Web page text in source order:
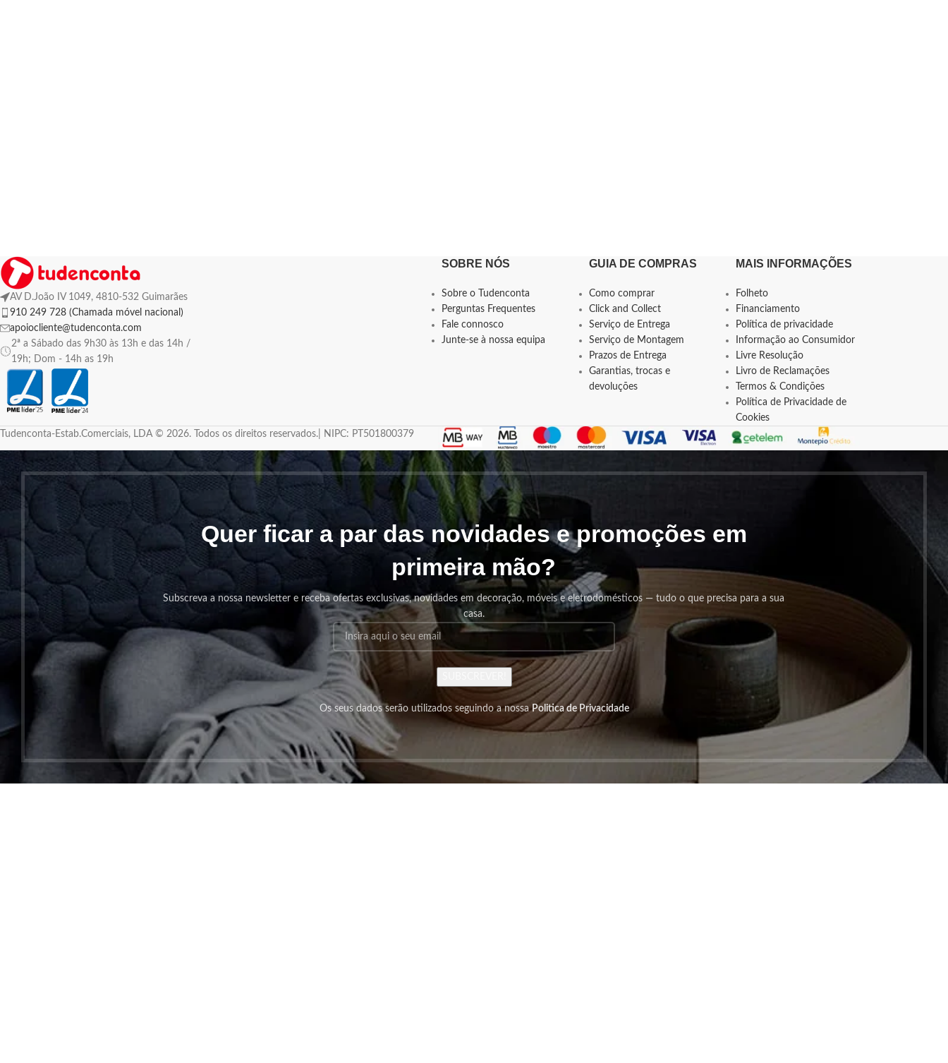
AV D.João IV 1049, 4810-532 Guimarães
910 249 728 (Chamada móvel nacional)
apoiocliente@tudenconta.com
2ª a Sábado das 9h30 às 13h e das 14h /
19h; Dom - 14h as 19h
SOBRE NÓS
Sobre o Tudenconta
Perguntas Frequentes
Fale connosco
Junte-se à nossa equipa
GUIA DE COMPRAS
Como comprar
Click and Collect
Serviço de Entrega
Serviço de Montagem
Prazos de Entrega
Garantias, trocas e
devoluções
MAIS INFORMAÇÕES
Folheto
Financiamento
Política de privacidade
Informação ao Consumidor
Livre Resolução
Livro de Reclamações
Termos & Condições
Política de Privacidade de
Cookies
Tudenconta-Estab.Comerciais, LDA © 2026. Todos os direitos reservados.| NIPC: PT501800379
Quer ficar a par das novidades e promoções em
primeira mão?
Subscreva a nossa newsletter e receba ofertas exclusivas, novidades em decoração, móveis e eletrodomésticos — tudo o que precisa para a sua
casa.
Os seus dados serão utilizados seguindo a nossaPolitica de Privacidade